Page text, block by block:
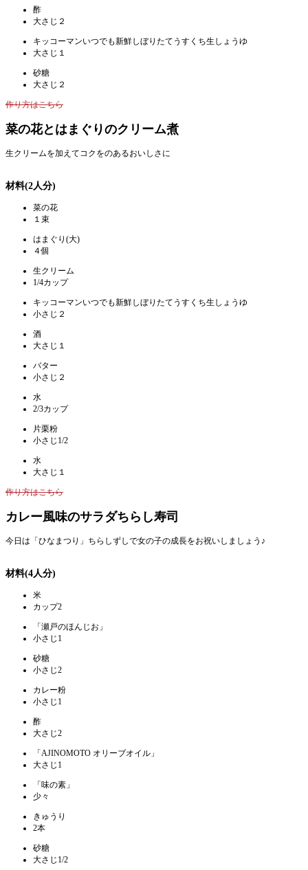
酢
大さじ２
キッコーマンいつでも新鮮しぼりたてうすくち生しょうゆ
大さじ１
砂糖
大さじ２
作り方はこちら
菜の花とはまぐりのクリーム煮
生クリームを加えてコクをのあるおいしさに
材料(2人分)
菜の花
１束
はまぐり(大)
４個
生クリーム
1/4カップ
キッコーマンいつでも新鮮しぼりたてうすくち生しょうゆ
小さじ２
酒
大さじ１
バター
小さじ２
水
2/3カップ
片栗粉
小さじ1/2
水
大さじ１
作り方はこちら
カレー風味のサラダちらし寿司
今日は「ひなまつり」ちらしずしで女の子の成長をお祝いしましょう♪
材料(4人分)
米
カップ2
「瀬戸のほんじお」
小さじ1
砂糖
小さじ2
カレー粉
小さじ1
酢
大さじ2
「AJINOMOTO オリーブオイル」
大さじ1
「味の素」
少々
きゅうり
2本
砂糖
大さじ1/2